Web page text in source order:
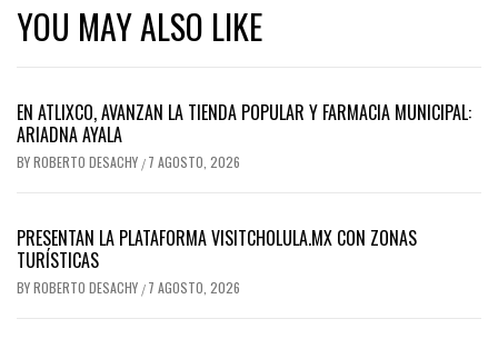
YOU MAY ALSO LIKE
EN ATLIXCO, AVANZAN LA TIENDA POPULAR Y FARMACIA MUNICIPAL:
ARIADNA AYALA
BYROBERTO DESACHY / 7 AGOSTO, 2026
PRESENTAN LA PLATAFORMA VISITCHOLULA.MX CON ZONAS
TURÍSTICAS
BYROBERTO DESACHY / 7 AGOSTO, 2026